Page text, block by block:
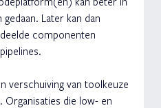
Later kan dan
componenten
verschuiving van toolkeuze
die low- en